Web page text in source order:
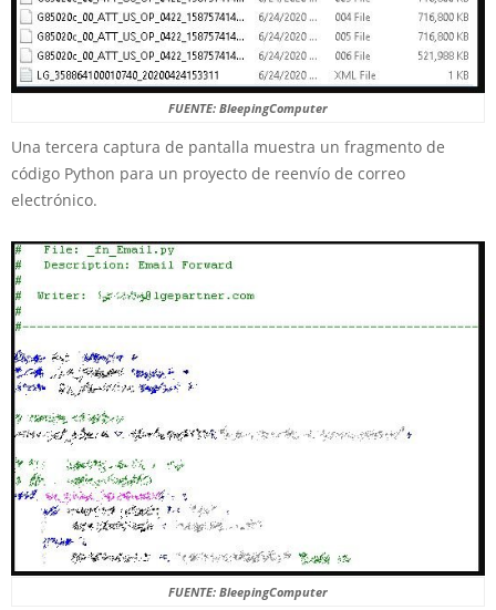
FUENTE: BleepingComputer
Una tercera captura de pantalla muestra un fragmento de
código Python para un proyecto de reenvío de correo
electrónico.
FUENTE: BleepingComputer